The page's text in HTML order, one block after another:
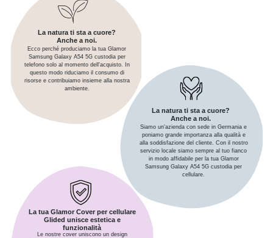
La natura ti sta a cuore?
Anche a noi.
Ecco perché produciamo la tua Glamor
Samsung Galaxy A54 5G custodia per
telefono solo al momento dell'acquisto. In
questo modo riduciamo il consumo di
risorse e contribuiamo insieme alla nostra
ambiente.
La natura ti sta a cuore?
Anche a noi.
Siamo un'azienda con sede in Germania e
poniamo grande importanza alla qualità e
alla soddisfazione del cliente. Con il nostro
servizio locale siamo sempre al tuo fianco
in modo affidabile per la tua Glamor
Samsung Galaxy A54 5G custodia per
cellulare.
La tua Glamor Cover per cellulare
Glided unisce estetica e
funzionalità
Le nostre cover uniscono un design